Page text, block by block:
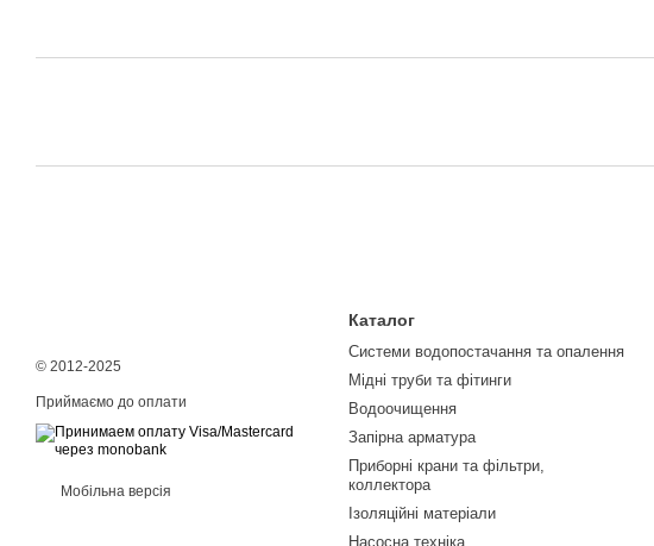
© 2012-2025
Приймаємо до оплати
Мобільна версія
Каталог
Системи водопостачання та опалення
Мідні труби та фітинги
Водоочищення
Запірна арматура
Приборні крани та фільтри,
коллектора
Ізоляційні матеріали
Насосна техніка